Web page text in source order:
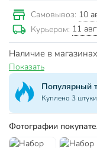
Самовывоз: 10
Курьером: 11
Наличие в
Показать
Популярный
Куплено 3
Фотографии